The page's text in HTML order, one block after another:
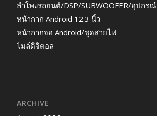
ลำโพงรถยนต์/DSP/SUBWOOFER/อุปกรณ์
หน้ากาก Android 12.3 นิ้ว
หน้ากากจอ Android/ชุดสายไฟ
ไมล์ดิจิตอล
ARCHIVE